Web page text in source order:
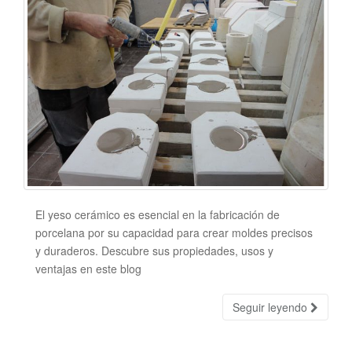
El yeso cerámico es esencial en la fabricación de
porcelana por su capacidad para crear moldes precisos
y duraderos. Descubre sus propiedades, usos y
ventajas en este blog
Seguir leyendo